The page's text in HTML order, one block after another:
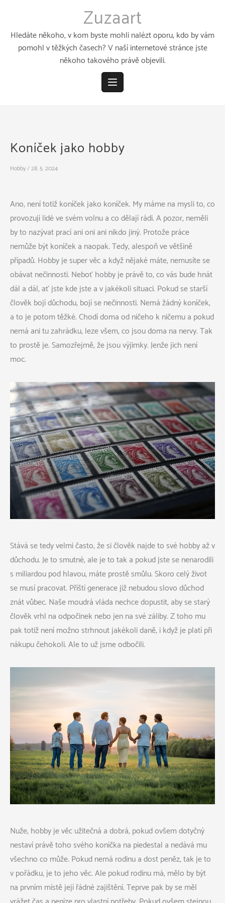
obsahu
Zuzaart
Hledáte někoho, v kom byste mohli nalézt oporu, kdo by vám
pomohl v těžkých časech? V naší internetové stránce jste
někoho takového právě objevili.
Koníček jako hobby
Hobby/28. 5. 2024
Ano, není totiž koníček jako koníček. My máme na mysli to, co
provozují lidé ve svém volnu a co dělají rádi. A pozor, neměli
by to nazývat prací ani oni ani nikdo jiný. Protože práce
nemůže být koníček a naopak. Tedy, alespoň ve většině
případů. Hobby je super věc a když nějaké máte, nemusíte se
obávat nečinnosti. Neboť hobby je právě to, co vás bude hnát
dál a dál, ať jste kde jste a v jakékoli situaci. Pokud se starší
člověk bojí důchodu, bojí se nečinnosti. Nemá žádný koníček,
a to je potom těžké. Chodí doma od ničeho k ničemu a pokud
nemá ani tu zahrádku, leze všem, co jsou doma na nervy. Tak
to prostě je. Samozřejmě, že jsou výjimky. Jenže jich není
moc.
Stává se tedy velmi často, že si člověk najde to své hobby až v
důchodu. Je to smutné, ale je to tak a pokud jste se nenarodili
s miliardou pod hlavou, máte prostě smůlu. Skoro celý život
se musí pracovat. Příští generace již nebudou slovo důchod
znát vůbec. Naše moudrá vláda nechce dopustit, aby se starý
člověk vrhl na odpočinek nebo jen na své záliby. Z toho mu
pak totiž není možno strhnout jakékoli daně, i když je platí při
nákupu čehokoli. Ale to už jsme odbočili.
Nuže, hobby je věc užitečná a dobrá, pokud ovšem dotyčný
nestaví právě toho svého koníčka na piedestal a nedává mu
všechno co může. Pokud nemá rodinu a dost peněz, tak je to
v pořádku, je to jeho věc. Ale pokud rodinu má, mělo by být
na prvním místě její řádné zajištění. Teprve pak by se měl